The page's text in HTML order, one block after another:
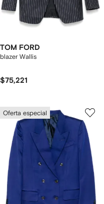
TOM FORD
blazer Wallis
$75,221
Oferta especial